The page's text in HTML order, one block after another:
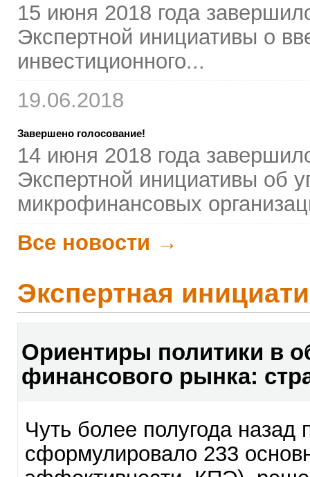
15 июня 2018 года
Экспертной инициативы о
инвестиционного...
19.06.2018
Завершено голосование!
14 июня 2018 года
Экспертной инициативы об
микрофинансовых
Все новости →
Экспертная
Ориентиры политики в
финансового рынка:
Чуть более полугода
сформулировало 233